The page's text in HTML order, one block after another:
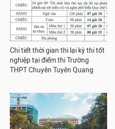
Chi tiết thời gian thi lại kỳ thi tốt
nghiệp tại điểm thi Trường
THPT Chuyên Tuyên Quang